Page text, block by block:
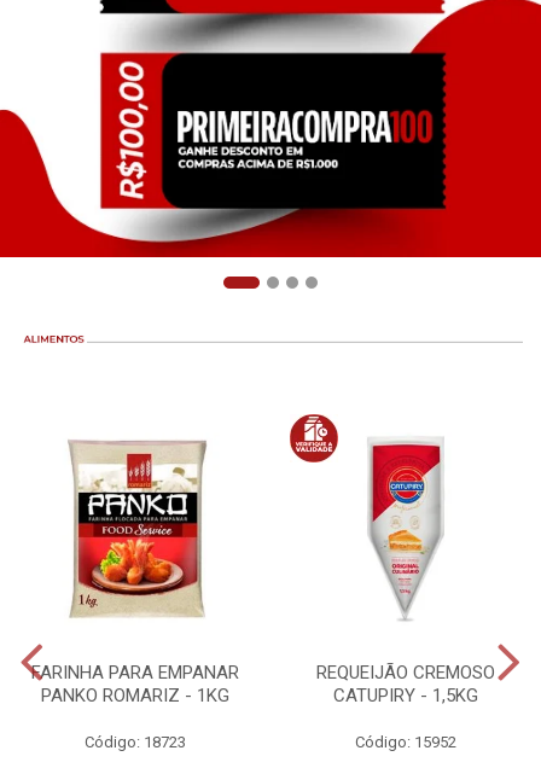
FARINHA PARA EMPANAR
PANKO ROMARIZ - 1KG
Código: 18723
REQUEIJÃO CREMOSO
CATUPIRY - 1,5KG
Código: 15952